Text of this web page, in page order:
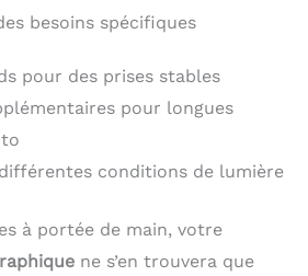
besoins spécifiques
pour des prises stables
pour longues
conditions de lumière
à portée de main, votre
ne s’en trouvera que